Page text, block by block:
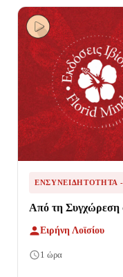
Από τη Συγχώρεση
Ειρήνη Λοϊσίου
1 ώρα